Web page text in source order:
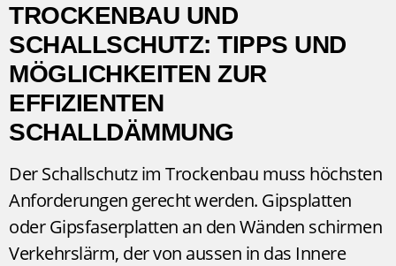
TROCKENBAU UND
SCHALLSCHUTZ: TIPPS UND
MÖGLICHKEITEN ZUR
EFFIZIENTEN
SCHALLDÄMMUNG
Der Schallschutz im Trockenbau muss höchsten
Anforderungen gerecht werden. Gipsplatten
oder Gipsfaserplatten an den Wänden schirmen
Verkehrslärm, der von aussen in das Innere